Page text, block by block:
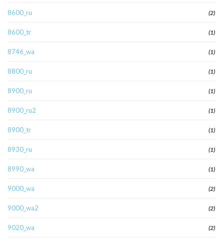
8600_ru (2)
8600_tr (1)
8746_wa (1)
8800_ru (1)
8900_ru (1)
8900_ru2 (1)
8900_tr (1)
8930_ru (1)
8990_wa (1)
9000_wa (2)
9000_wa2 (2)
9020_wa (2)